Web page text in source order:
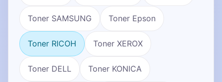
Toner SAMSUNG Toner Epson
Toner RICOH Toner XEROX
Toner DELL Toner KONICA